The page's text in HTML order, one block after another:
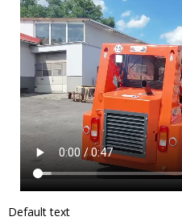
Default text